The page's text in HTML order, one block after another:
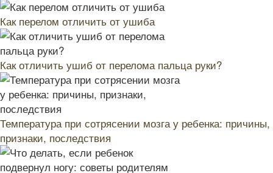
Как перелом отличить от ушиба
Как отличить ушиб от перелома пальца руки?
Температура при сотрясении мозга у ребенка: причины,
признаки, последствия